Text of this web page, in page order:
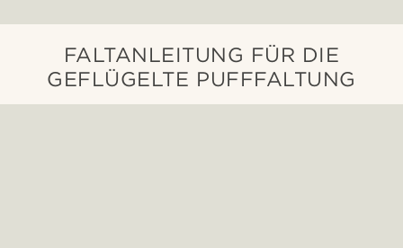
FALTANLEITUNG FÜR DIE
GEFLÜGELTE PUFFFALTUNG